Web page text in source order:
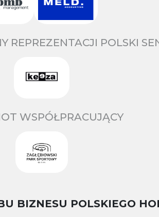
REPREZENTACJI POLSKI
WSPÓŁPRACUJĄCY
BIZNESU POLSKIEGO